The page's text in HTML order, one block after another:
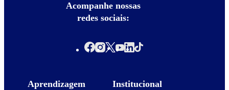
Acompanhe nossas
redes sociais:
Aprendizagem Institucional